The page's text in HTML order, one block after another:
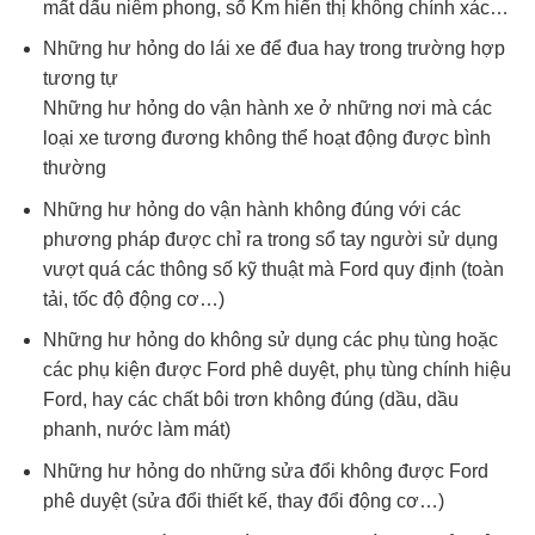
mất dấu niêm phong, số Km hiển thị không chính xác…
Những hư hỏng do lái xe để đua hay trong trường hợp
tương tự
Những hư hỏng do vận hành xe ở những nơi mà các
loại xe tương đương không thể hoạt động được bình
thường
Những hư hỏng do vận hành không đúng với các
phương pháp được chỉ ra trong sổ tay người sử dụng
vượt quá các thông số kỹ thuật mà Ford quy định (toàn
tải, tốc độ động cơ…)
Những hư hỏng do không sử dụng các phụ tùng hoặc
các phụ kiện được Ford phê duyệt, phụ tùng chính hiệu
Ford, hay các chất bôi trơn không đúng (dầu, dầu
phanh, nước làm mát)
Những hư hỏng do những sửa đổi không được Ford
phê duyệt (sửa đổi thiết kế, thay đổi động cơ…)